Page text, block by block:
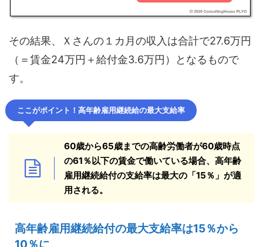
その結果、Ｘさんの１カ月の収入は合計で27.6万円
（＝賃金24万円＋給付金3.6万円）となるもので
す。
ここがポイント！高年齢雇用継続給の最大支給率
60歳から65歳までの高齢労働者が60歳時点
の61％以下の賃金で働いている場合、高年齢
雇用継続給付の支給率は最大の「15％」が適
用される。
高年齢雇用継続給付の最大支給率は15％から